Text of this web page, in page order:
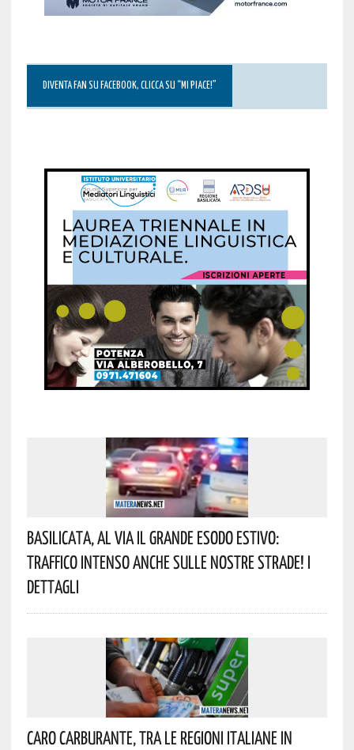
DIVENTA FAN SU FACEBOOK, CLICCA SU “MI PIACE!”
Basilicata, Al Via Il Grande Esodo Estivo:
Traffico Intenso Anche Sulle Nostre Strade! I
Dettagli
Caro Carburante, Tra Le Regioni Italiane In